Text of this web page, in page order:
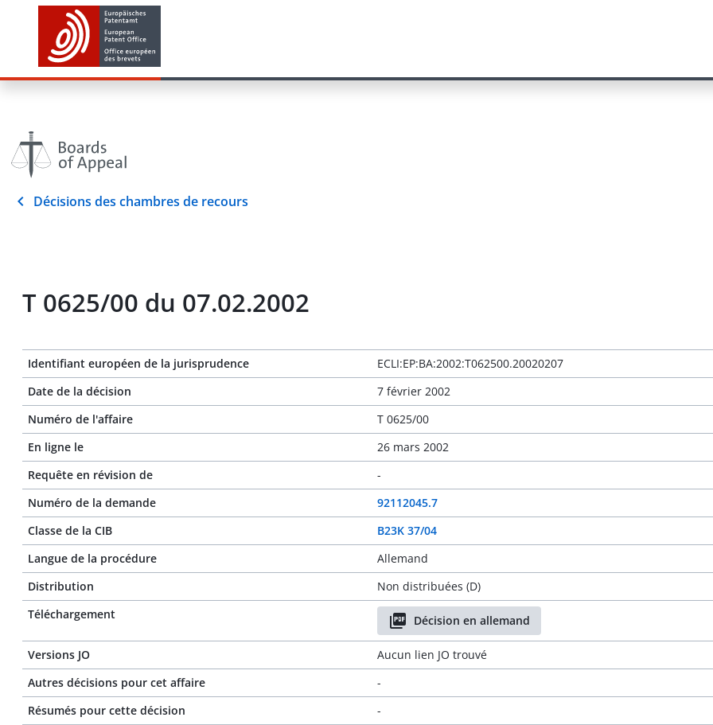
Décisions des chambres de recours
T 0625/00 du 07.02.2002
Identifiant européen de la jurisprudence
ECLI:EP:BA:2002:T062500.20020207
Date de la décision
7 février 2002
Numéro de l'affaire
T 0625/00
En ligne le
26 mars 2002
Requête en révision de
-
Numéro de la demande
92112045.7
Classe de la CIB
B23K 37/04
Langue de la procédure
Allemand
Distribution
Non distribuées (D)
Téléchargement
Décision en allemand
Versions JO
Aucun lien JO trouvé
Autres décisions pour cet affaire
-
Résumés pour cette décision
-